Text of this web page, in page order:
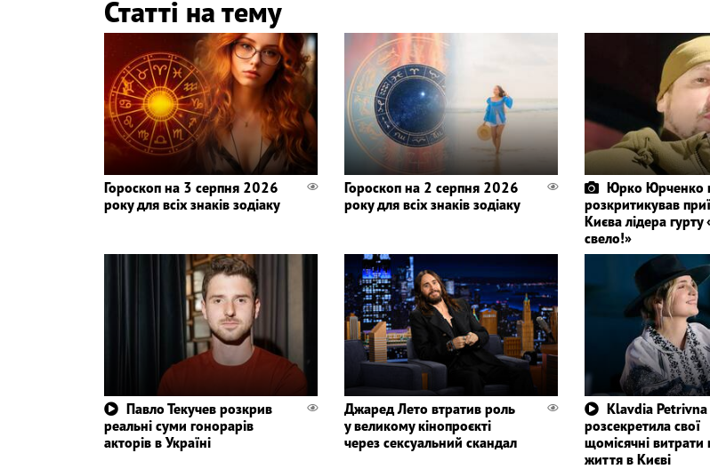
Статті на тему
Гороскоп на 3 серпня 2026
року для всіх знаків зодіаку
Гороскоп на 2 серпня 2026
року для всіх знаків зодіаку
Юрко Юрченко
розкритикував
Києва лідера гурту
свело!»
Павло Текучев розкрив
реальні суми гонорарів
акторів в Україні
Джаред Лето втратив роль
у великому кінопроєкті
через сексуальний скандал
Klavdia Petrivna
розсекретила свої
щомісячні витрати
життя в Києві